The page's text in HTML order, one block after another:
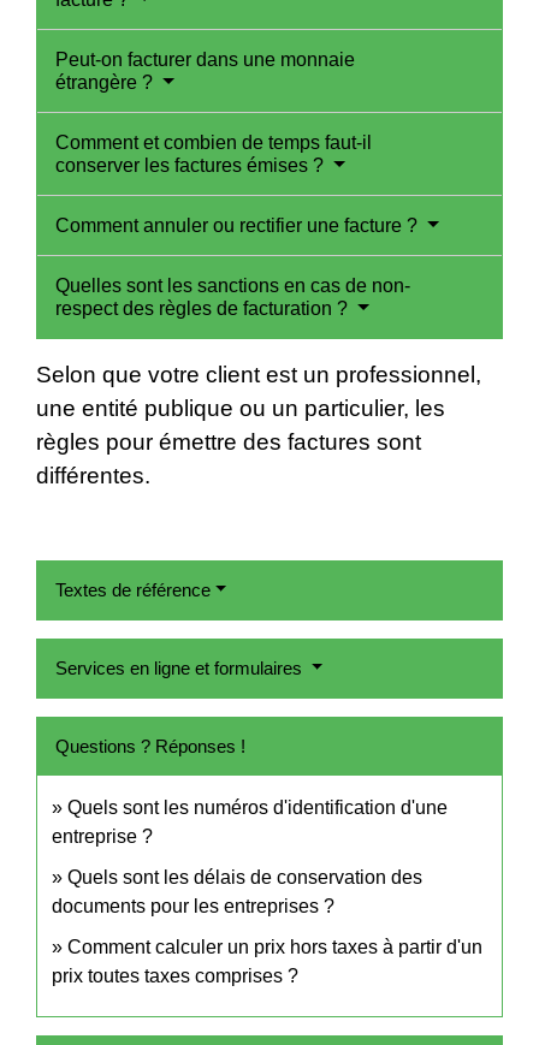
Peut-on facturer dans une monnaie
étrangère ?
Comment et combien de temps faut-il
conserver les factures émises ?
Comment annuler ou rectifier une facture ?
Quelles sont les sanctions en cas de non-
respect des règles de facturation ?
Selon que votre client est un professionnel,
une entité publique ou un particulier, les
règles pour émettre des factures sont
différentes.
Textes de référence
Services en ligne et formulaires
Questions ? Réponses !
Quels sont les numéros d'identification d'une
entreprise ?
Quels sont les délais de conservation des
documents pour les entreprises ?
Comment calculer un prix hors taxes à partir d'un
prix toutes taxes comprises ?